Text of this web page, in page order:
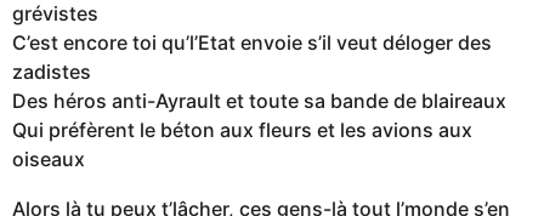
grévistes
C’est encore toi qu’l’Etat envoie s’il veut déloger des
zadistes
Des héros anti-Ayrault et toute sa bande de blaireaux
Qui préfèrent le béton aux fleurs et les avions aux
oiseaux
Alors là tu peux t’lâcher, ces gens-là tout l’monde s’en